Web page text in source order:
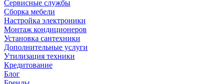
Сервисные службы
Сборка мебели
Настройка электроники
Монтаж кондиционеров
Установка сантехники
Дополнительные услуги
Утилизация техники
Кредитование
Блог